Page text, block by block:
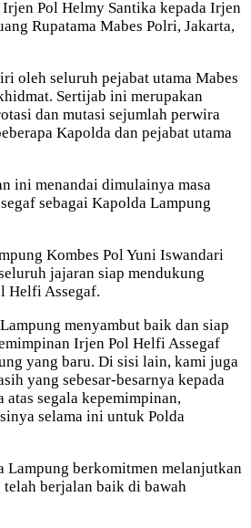
Pol Helmy Santika kepada Irjen
Rupatama Mabes Polri, Jakarta,
oleh seluruh pejabat utama Mabes
Sertijab ini merupakan
dan mutasi sejumlah perwira
Kapolda dan pejabat utama
ini menandai dimulainya masa
sebagai Kapolda Lampung
Kombes Pol Yuni Iswandari
jajaran siap mendukung
Helfi Assegaf.
menyambut baik dan siap
Irjen Pol Helfi Assegaf
yang baru. Di sisi lain, kami juga
yang sebesar-besarnya kepada
segala kepemimpinan,
selama ini untuk Polda
Lampung berkomitmen melanjutkan
berjalan baik di bawah